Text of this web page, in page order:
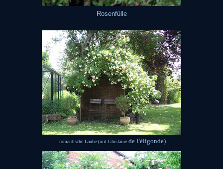
Rosenfülle
romantische Laube (mit Ghislainede Féligonde)